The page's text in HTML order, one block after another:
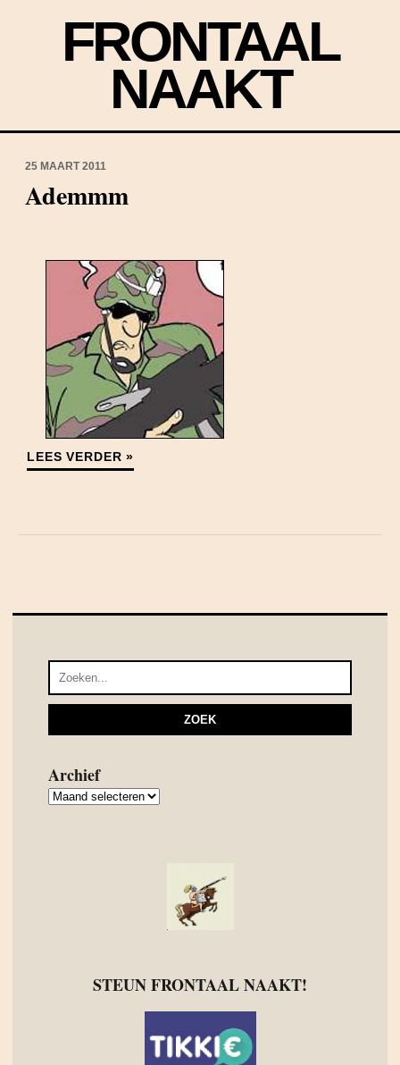
FRONTAAL
NAAKT
25 MAART 2011
Ademmm
LEES VERDER »
Archief
Archief
STEUN FRONTAAL NAAKT!